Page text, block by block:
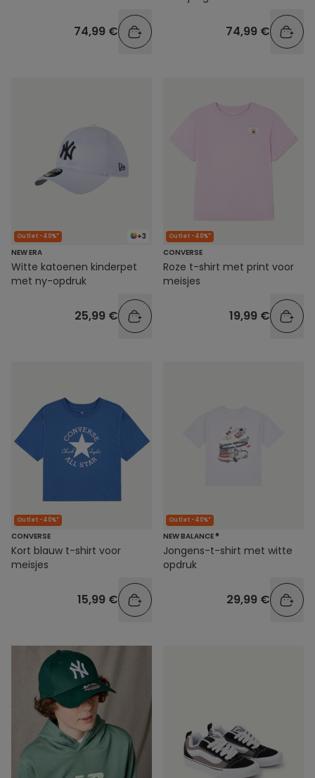
74,99 € 74,99 €
+3
Outlet -40%*
NEW ERA
Witte katoenen kinderpet
met ny-opdruk
25,99 €
Outlet -40%*
CONVERSE
Roze t-shirt met print voor
meisjes
19,99 €
Outlet -40%*
CONVERSE
Kort blauw t-shirt voor
meisjes
15,99 €
Outlet -40%*
NEW BALANCE ®
Jongens-t-shirt met witte
opdruk
29,99 €